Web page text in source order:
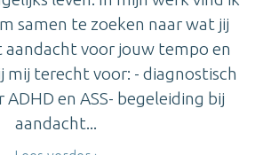
samen te zoeken naar wat jij
voor jouw tempo en
mij terecht voor: - diagnostisch
en ASS- begeleiding bij
aandacht...